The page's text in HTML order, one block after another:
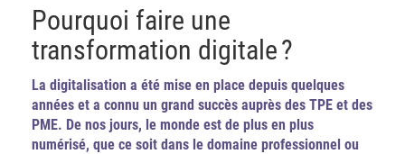
Pourquoi faire une
transformation digitale ?
La digitalisation a été mise en place depuis quelques
années et a connu un grand succès auprès des TPE et des
PME. De nos jours, le monde est de plus en plus
numérisé, que ce soit dans le domaine professionnel ou